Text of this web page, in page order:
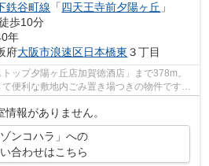
鉄谷町線 「四天王寺前夕陽ヶ丘 」
歩10分
年
府大阪市浪速区日本橋東 ３丁目
ップ夕陽ヶ丘店加賀徳酒店」まで378m。
便利な敷地内ごみ置き場つきの物件です。
情報がありません。
ゾンコハラ」への
合わせはこちら